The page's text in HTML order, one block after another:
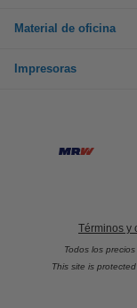
Material de oficina
Impresoras
Términos y
Todos los
This site is